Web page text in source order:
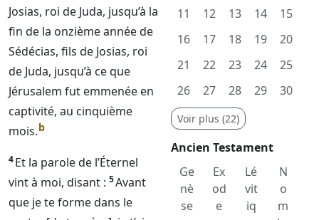
Josias, roi de Juda, jusqu’à la
fin de la onzième année de
Sédécias, fils de Josias, roi
de Juda, jusqu’à ce que
Jérusalem fut emmenée en
captivité, au cinquième
mois.b
4Et la parole de l’Éternel
vint à moi, disant : 5Avant
que je te forme dans le
11
12 13 14
15
16
17 18 19
20
21
22 23 24
25
26
27 28 29 30
Voir plus (22)
Ancien Testament
Ge
nè
se
Ex
od
e
Lé
vit
iq
N
o
m